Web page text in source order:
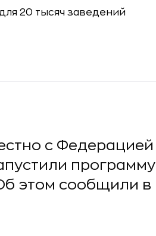
с Федерацией
программу
этом сообщили в